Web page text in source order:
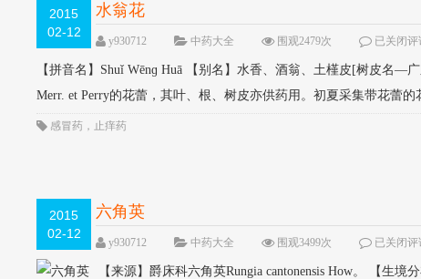
2015
02-12
水翁花
y930712 中药大全 围观2479次 已关闭评
【拼音名】Shuǐ Wēnɡ Huā 【别名】水香、酒翁、土槿皮[树皮名—
Merr. et Perry的花蕾，其叶、根、树皮亦供药用。初夏采集带花蕾
感冒药 ， 止痒药
2015
02-12
六角英
y930712 中药大全 围观3499次 已关闭评
【来源】爵床科六角英Rungia cantonensis How。 【生